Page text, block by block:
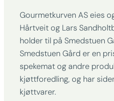
Gourmetkurven AS eies
Hårtveit og Lars
holder til på Smedstuen
Smedstuen Gård er en
spekemat og andre
kjøttforedling, og har
kjøttvarer.